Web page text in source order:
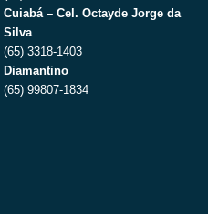
Cuiabá – Cel. Octayde Jorge da
Silva
(65) 3318-1403
Diamantino
(65) 99807-1834